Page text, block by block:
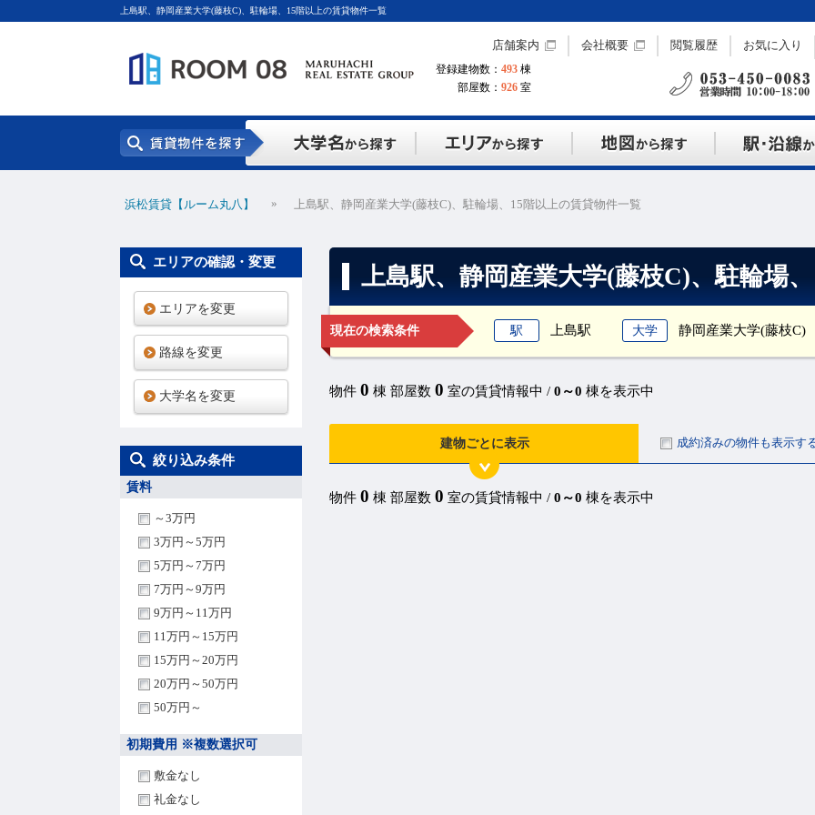
上島駅、静岡産業大学(藤枝C)、駐輪場、15階以上の賃貸物件一覧
登録建物数： 493 棟
部屋数： 926 室
店舗案内 会社概要 閲覧履歴 お気に入り
浜松賃貸【ルーム丸八】 » 上島駅、静岡産業大学(藤枝C)、駐輪場、15階以上の賃貸物件一覧
上島駅、静岡産業大学(藤枝C)、駐輪場
現在の検索条件 駅 上島駅 大学 静岡産業大学(藤枝C)
物件 0 棟 部屋数 0 室の賃貸情報中 / 0～0 棟を表示中
建物ごとに表示 成約済みの物件も表示す
物件 0 棟 部屋数 0 室の賃貸情報中 / 0～0 棟を表示中
エリアの確認・変更
エリアを変更
路線を変更
大学名を変更
絞り込み条件
賃料
～3万円
3万円～5万円
5万円～7万円
7万円～9万円
9万円～11万円
11万円～15万円
15万円～20万円
20万円～50万円
50万円～
初期費用 ※複数選択可
敷金なし
礼金なし